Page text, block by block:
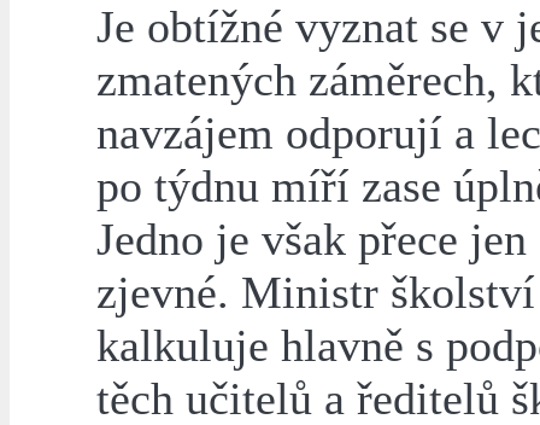
Je obtížné vyznat se v
zmatených záměrech,
navzájem odporují a
po týdnu míří zase
Jedno je však přece jen
zjevné. Ministr školství
kalkuluje hlavně s
těch učitelů a ředitelů